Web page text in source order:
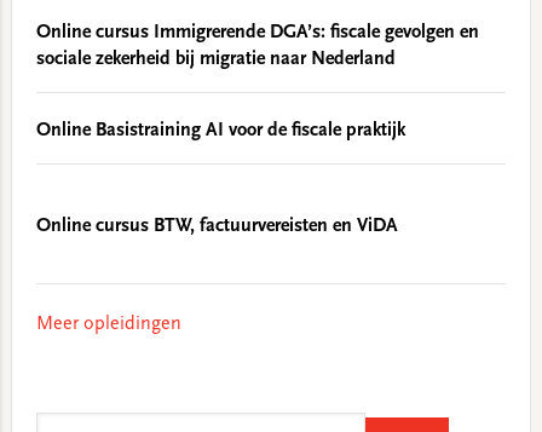
Online cursus Immigrerende DGA’s: fiscale gevolgen en
sociale zekerheid bij migratie naar Nederland
Online Basistraining AI voor de fiscale praktijk
Online cursus BTW, factuurvereisten en ViDA
Meer opleidingen